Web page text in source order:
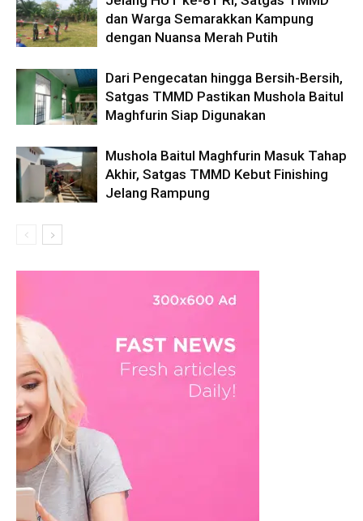
dan Warga Semarakkan Kampung
dengan Nuansa Merah Putih
Dari Pengecatan hingga Bersih-Bersih,
Satgas TMMD Pastikan Mushola Baitul
Maghfurin Siap Digunakan
Mushola Baitul Maghfurin Masuk Tahap
Akhir, Satgas TMMD Kebut Finishing
Jelang Rampung